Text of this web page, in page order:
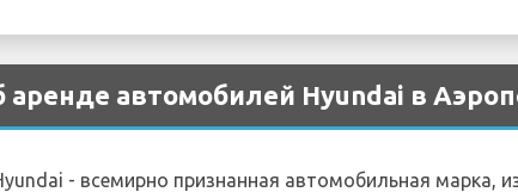
аренде автомобилей Hyundai в
- всемирно признанная автомобильная марка,